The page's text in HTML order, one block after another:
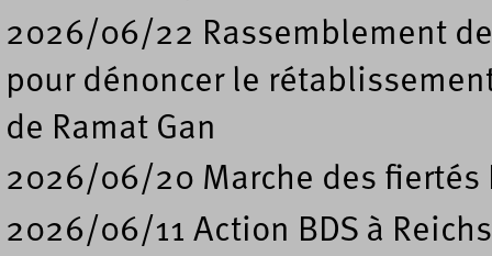
2026/06/22 Rassemblement
pour dénoncer le
de Ramat Gan
2026/06/20 Marche des fiertés
2026/06/11 Action BDS à